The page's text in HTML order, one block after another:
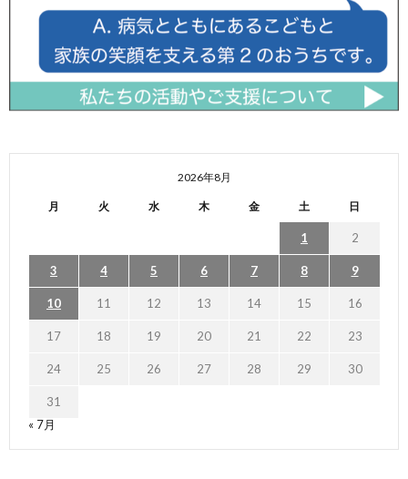
2026年8月
月 火 水 木 金 土 日
1 2
3 4 5 6 7 8 9
10 11 12 13 14 15 16
17 18 19 20 21 22 23
24 25 26 27 28 29 30
31
« 7月